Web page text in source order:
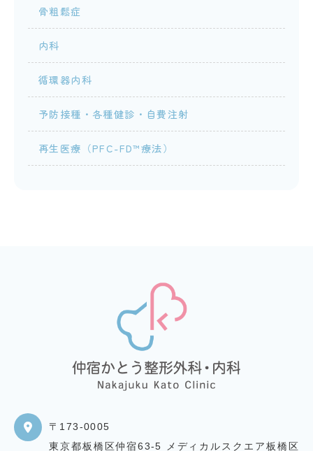
骨粗鬆症
内科
循環器内科
予防接種・各種健診・自費注射
再生医療（PFC-FD™療法）
〒173-0005
東京都板橋区仲宿63-5 メディカルスクエア板橋区